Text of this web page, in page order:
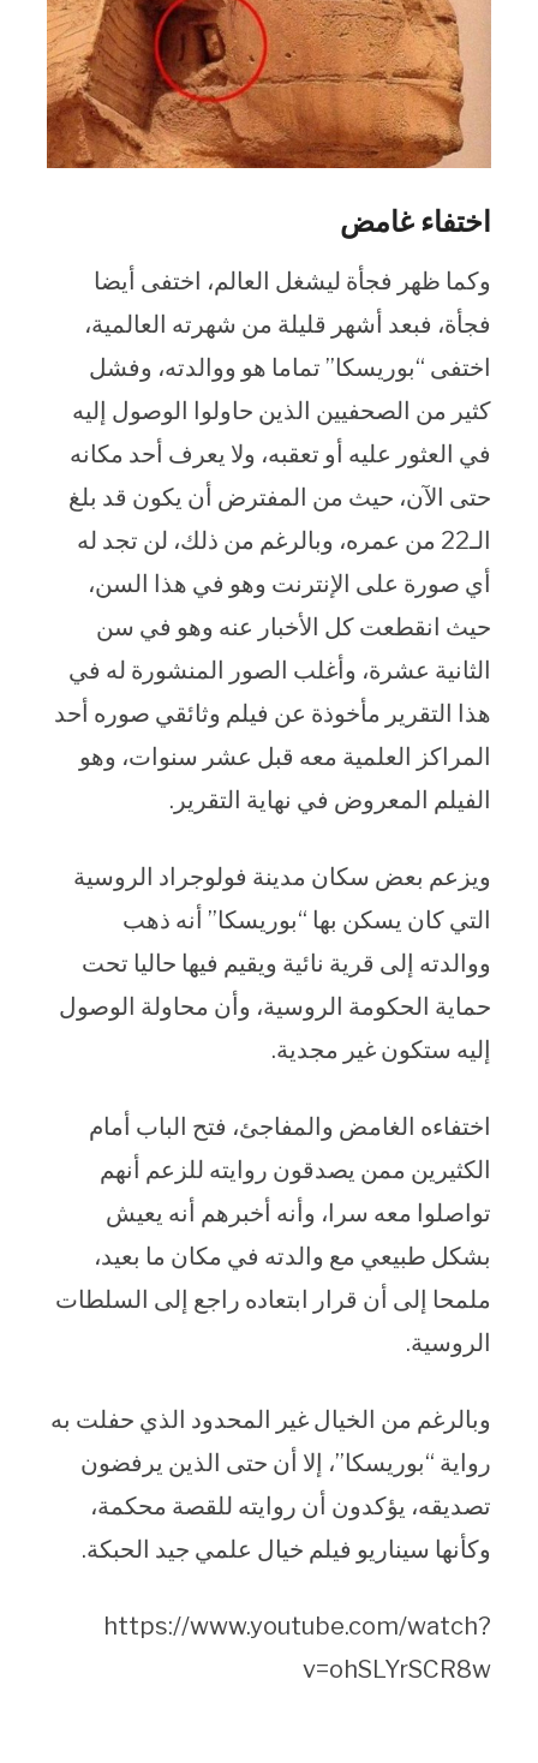
اختفاء غامض
وكما ظهر فجأة ليشغل العالم، اختفى أيضا
فجأة، فبعد أشهر قليلة من شهرته العالمية،
اختفى “بوريسكا” تماما هو ووالدته، وفشل
كثير من الصحفيين الذين حاولوا الوصول إليه
في العثور عليه أو تعقبه، ولا يعرف أحد مكانه
حتى الآن، حيث من المفترض أن يكون قد بلغ
الـ22 من عمره، وبالرغم من ذلك، لن تجد له
أي صورة على الإنترنت وهو في هذا السن،
حيث انقطعت كل الأخبار عنه وهو في سن
الثانية عشرة، وأغلب الصور المنشورة له في
هذا التقرير مأخوذة عن فيلم وثائقي صوره أحد
المراكز العلمية معه قبل عشر سنوات، وهو
الفيلم المعروض في نهاية التقرير.
ويزعم بعض سكان مدينة فولوجراد الروسية
التي كان يسكن بها “بوريسكا” أنه ذهب
ووالدته إلى قرية نائية ويقيم فيها حاليا تحت
حماية الحكومة الروسية، وأن محاولة الوصول
إليه ستكون غير مجدية.
اختفاءه الغامض والمفاجئ، فتح الباب أمام
الكثيرين ممن يصدقون روايته للزعم أنهم
تواصلوا معه سرا، وأنه أخبرهم أنه يعيش
بشكل طبيعي مع والدته في مكان ما بعيد،
ملمحا إلى أن قرار ابتعاده راجع إلى السلطات
الروسية.
وبالرغم من الخيال غير المحدود الذي حفلت به
رواية “بوريسكا”، إلا أن حتى الذين يرفضون
تصديقه، يؤكدون أن روايته للقصة محكمة،
وكأنها سيناريو فيلم خيال علمي جيد الحبكة.
https://www.youtube.com/watch?
v=ohSLYrSCR8w